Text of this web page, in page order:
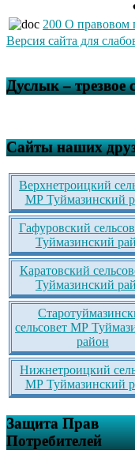
200 О правовом
Версия сайта для
Дуслык – трезвое
Сайты наших
Верхнетроицкий
МР Туймазинский
Гафуровский
Туймазинский
Каратовский
Туймазинский
сельсовет МР
район
Нижнетроицкий
МР Туймазинский
Защита Прав
Потребителей